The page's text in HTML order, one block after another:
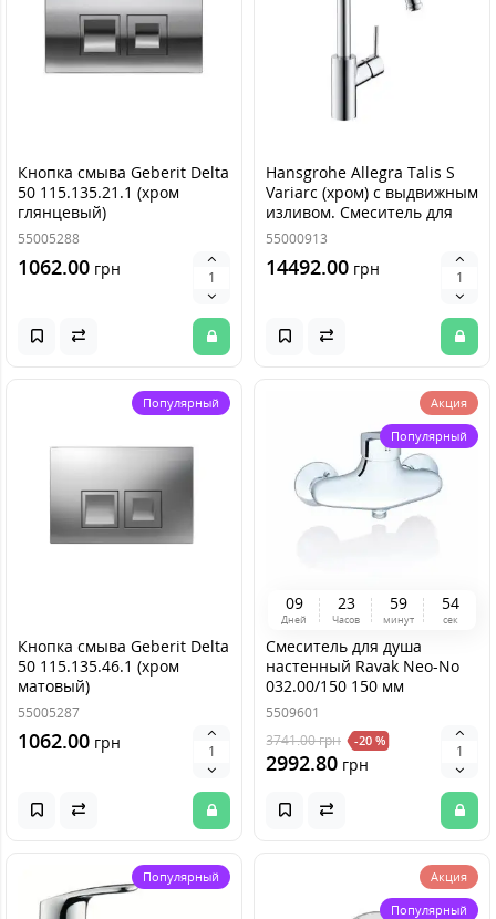
Кнопка смыва Geberit Delta
50 115.135.21.1 (хром
глянцевый)
55005288
1062.00 грн
Hansgrohe Allegra Talis S
Variarc (хром) с выдвижным
изливом. Смеситель для
кухни 14872000
55000913
14492.00 грн
Популярный
Кнопка смыва Geberit Delta
50 115.135.46.1 (хром
матовый)
55005287
1062.00 грн
Акция
Популярный
09
Дней
23
Часов
59
минут
54
сек
Смеситель для душа
настенный Ravak Neo-No
032.00/150 150 мм
5509601
3741.00грн -20 %
2992.80 грн
Популярный
Акция
Популярный